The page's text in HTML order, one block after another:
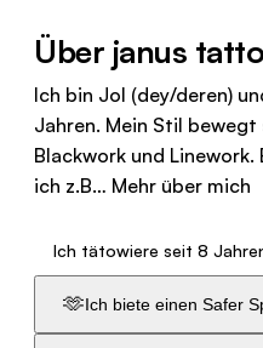
Über janus
Ich bin Jol (dey/deren)
Jahren. Mein Stil
Blackwork und
ich z.B… Mehr über mich
Ich tätowiere seit 8
🫶Ich biete einen Safer